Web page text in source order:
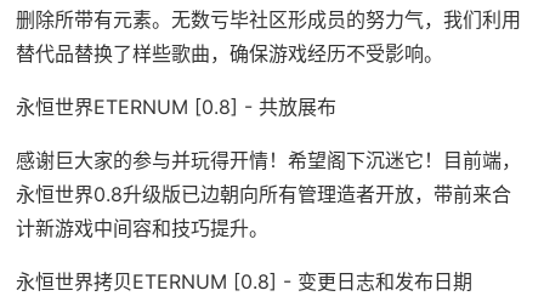
删除所带有元素。无数亏毕社区形成员的努力气，我们利用
替代品替换了样些歌曲，确保游戏经历不受影响。
永恒世界ETERNUM [0.8] - 共放展布
感谢巨大家的参与并玩得开情！希望阁下沉迷它！目前端，
永恒世界0.8升级版已边朝向所有管理造者开放，带前来合
计新游戏中间容和技巧提升。
永恒世界拷贝ETERNUM [0.8] - 变更日志和发布日期